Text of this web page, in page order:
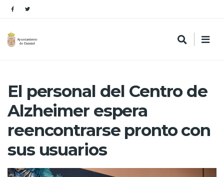
El personal del Centro de
Alzheimer espera
reencontrarse pronto con
sus usuarios